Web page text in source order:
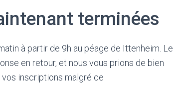
terminées
à partir de 9h au péage de Ittenheim. Le
en retour, et nous vous prions de bien
inscriptions malgré ce